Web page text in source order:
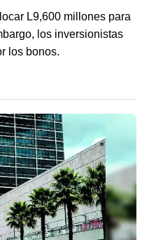
L9,600 millones para
los inversionistas
los bonos.